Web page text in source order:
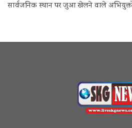
सार्वजनिक स्थान पर जुआ खेलने वाले